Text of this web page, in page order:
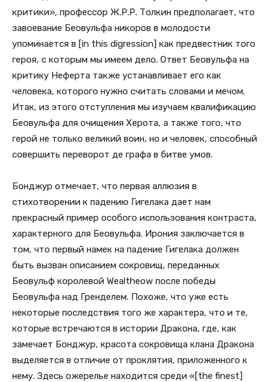
критики», профессор Ж.Р.Р. Толкин предполагает, что
завоевание Беовульфа никоров в молодости
упоминается в [in this digression] как предвестник того
героя, с которым мы имеем дело. Ответ Беовульфа на
критику Неферта также устанавливает его как
человека, которого нужно считать словами и мечом.
Итак, из этого отступления мы изучаем квалификацию
Беовульфа для очищения Херота, а также того, что
герой не только великий воин, но и человек, способный
совершить переворот де графа в битве умов.
Бонджур отмечает, что первая аллюзия в
стихотворении к падению Гигелака дает нам
прекрасный пример особого использования контраста,
характерного для Беовульфа. Ирония заключается в
том, что первый намек на падение Гигелака должен
быть вызван описанием сокровищ, переданных
Беовульф королевой Wealtheow после победы
Беовульфа над Гренделем. Похоже, что уже есть
некоторые последствия того же характера, что и те,
которые встречаются в истории Дракона, где, как
замечает Бонджур, красота сокровища клана Дракона
выделяется в отличие от проклятия, приложенного к
нему. Здесь ожерелье находится среди «[the finest]